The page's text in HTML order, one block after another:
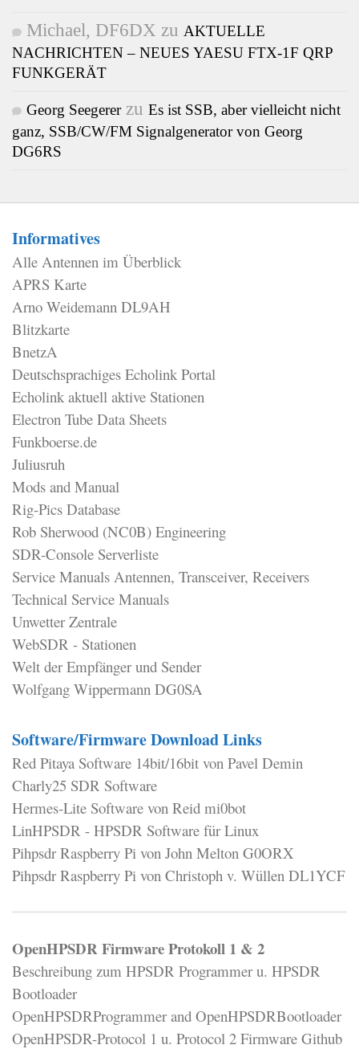
Michael, DF6DX zu AKTUELLE
NACHRICHTEN – NEUES YAESU FTX-1F QRP
FUNKGERÄT
Georg Seegererzu Es ist SSB, aber vielleicht nicht
ganz, SSB/CW/FM Signalgenerator von Georg
DG6RS
Informatives
Alle Antennen im Überblick
APRS Karte
Arno Weidemann DL9AH
Blitzkarte
BnetzA
Deutschsprachiges Echolink Portal
Echolink aktuell aktive Stationen
Electron Tube Data Sheets
Funkboerse.de
Juliusruh
Mods and Manual
Rig-Pics Database
Rob Sherwood (NC0B) Engineering
SDR-Console Serverliste
Service Manuals Antennen, Transceiver, Receivers
Technical Service Manuals
Unwetter Zentrale
WebSDR - Stationen
Welt der Empfänger und Sender
Wolfgang Wippermann DG0SA
Software/Firmware Download Links
Red Pitaya Software 14bit/16bit von Pavel Demin
Charly25 SDR Software
Hermes-Lite Software von Reid mi0bot
LinHPSDR - HPSDR Software für Linux
Pihpsdr Raspberry Pi von John Melton G0ORX
Pihpsdr Raspberry Pi von Christoph v. Wüllen DL1YCF
OpenHPSDR Firmware Protokoll 1 & 2
Beschreibung zum HPSDR Programmer u. HPSDR
Bootloader
OpenHPSDRProgrammer and OpenHPSDRBootloader
OpenHPSDR-Protocol 1 u. Protocol 2 Firmware Github